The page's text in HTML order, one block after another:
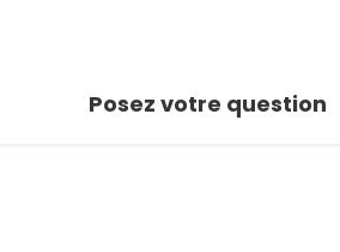
Posez votre question